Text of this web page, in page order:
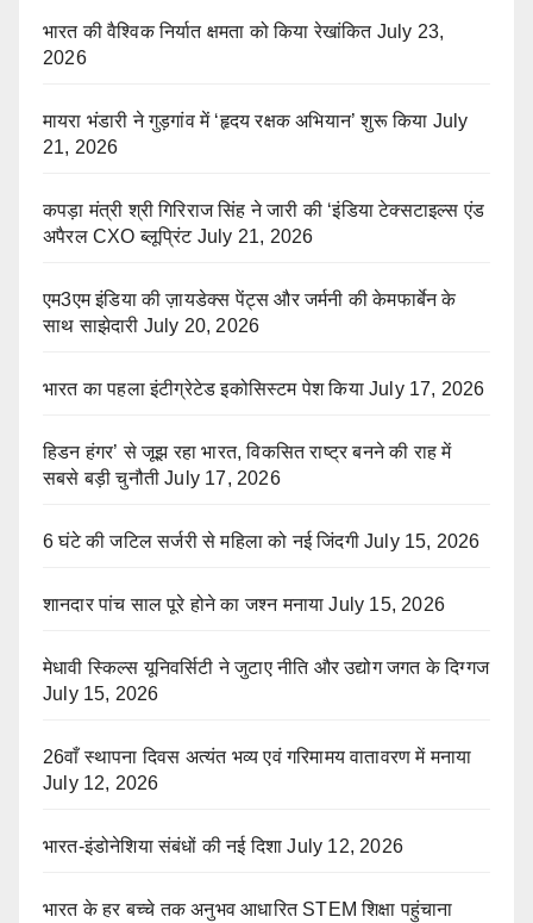
भारत की वैश्विक निर्यात क्षमता को किया रेखांकित July 23,
2026
मायरा भंडारी ने गुड़गांव में ‘हृदय रक्षक अभियान’ शुरू किया July
21, 2026
कपड़ा मंत्री श्री गिरिराज सिंह ने जारी की ‘इंडिया टेक्सटाइल्स एंड
अपैरल CXO ब्लूप्रिंट July 21, 2026
एम3एम इंडिया की ज़ायडेक्स पेंट्स और जर्मनी की केमफार्बेन के
साथ साझेदारी July 20, 2026
भारत का पहला इंटीग्रेटेड इकोसिस्टम पेश किया July 17, 2026
हिडन हंगर’ से जूझ रहा भारत, विकसित राष्ट्र बनने की राह में
सबसे बड़ी चुनौती July 17, 2026
6 घंटे की जटिल सर्जरी से महिला को नई जिंदगी July 15, 2026
शानदार पांच साल पूरे होने का जश्न मनाया July 15, 2026
मेधावी स्किल्स यूनिवर्सिटी ने जुटाए नीति और उद्योग जगत के दिग्गज
July 15, 2026
26वाँ स्थापना दिवस अत्यंत भव्य एवं गरिमामय वातावरण में मनाया
July 12, 2026
भारत-इंडोनेशिया संबंधों की नई दिशा July 12, 2026
भारत के हर बच्चे तक अनुभव आधारित STEM शिक्षा पहुंचाना